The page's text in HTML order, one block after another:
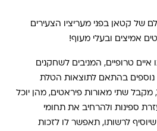
של קטאן בפני מעריציו הצעירים
אמיצים ובעלי מעוף!
טרופיים, המניבים לשחקנים
נוספים בהתאם לתוצאות הטלת
שתי מאורות פיראטים, מהן יוכל
ספינות ולהרחיב את תחומי
לרשותו, תאפשר לו לזכות